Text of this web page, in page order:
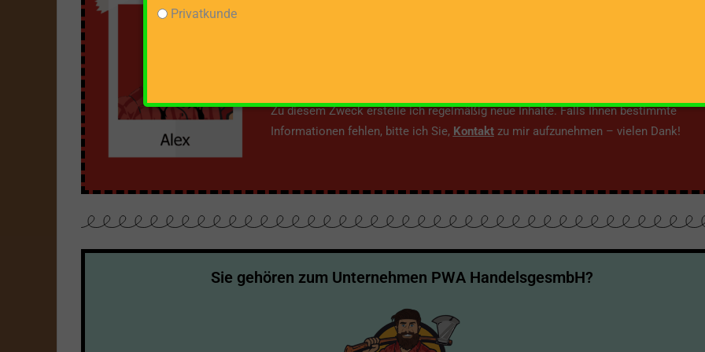
Zu diesem Zweck erstelle ich regelmäßig neue Inhalte. Falls Ihnen bestimmte
Informationen fehlen, bitte ich Sie, Kontaktzu mir aufzunehmen – vielen Dank!
Sie gehören zum Unternehmen PWA HandelsgesmbH?
Privatkunde